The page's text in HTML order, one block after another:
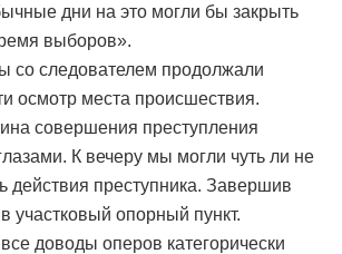
дни на это могли бы закрыть
выборов».
со следователем продолжали
осмотр места происшествия.
совершения преступления
К вечеру мы могли чуть ли не
действия преступника. Завершив
участковый опорный пункт.
доводы оперов категорически